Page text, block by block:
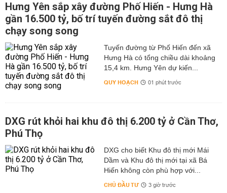
Hưng Yên sắp xây đường Phố Hiến - Hưng Hà
gần 16.500 tỷ, bố trí tuyến đường sắt đô thị
chạy song song
Tuyến đường từ Phố Hiến đến xã
Hưng Hà có tổng chiều dài khoảng
15,4 km. Hưng Yên dự kiến...
QUY HOẠCH 01 phút trước
DXG rút khỏi hai khu đô thị 6.200 tỷ ở Cần Thơ,
Phú Thọ
DXG cho biết Khu đô thị mới Mái
Dầm và Khu đô thị mới tại xã Bá
Hiến không còn phù hợp với...
CHỦ ĐẦU TƯ 3 giờ trước